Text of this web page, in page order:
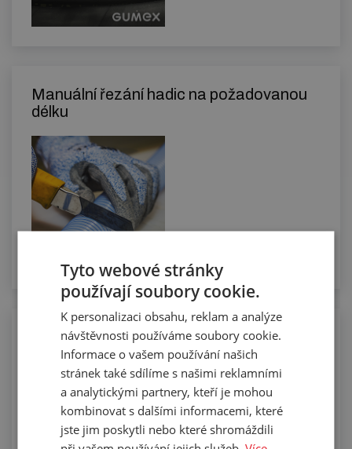
Manuální řezání hadic na požadovanou
délku
Osazování vzduchotechnických hadic
koncovkami
Tyto webové stránky
používají soubory cookie.
K personalizaci obsahu, reklam a analýze
návštěvnosti používáme soubory cookie.
Informace o vašem používání našich
stránek také sdílíme s našimi reklamními
a analytickými partnery, kteří je mohou
kombinovat s dalšími informacemi, které
jste jim poskytli nebo které shromáždili